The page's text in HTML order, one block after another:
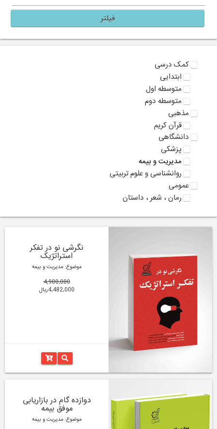
فیلتر
کمک درسی
ابتدایی
متوسطه اول
متوسطه دوم
مذهبی
قرآن کریم
دانشگاهی
پزشکی
مدیریت و بیمه
روانشناسی و علوم تربیتی
عمومی
رمان ، شعر ، داستان
نگرشی نو در تفکر
استراتژیک
موضوع: مدیریت و بیمه
4,980,000
4,482,000ریال
دوازده گام در بازاریابی
موفق بیمه
موضوع: مدیریت و بیمه